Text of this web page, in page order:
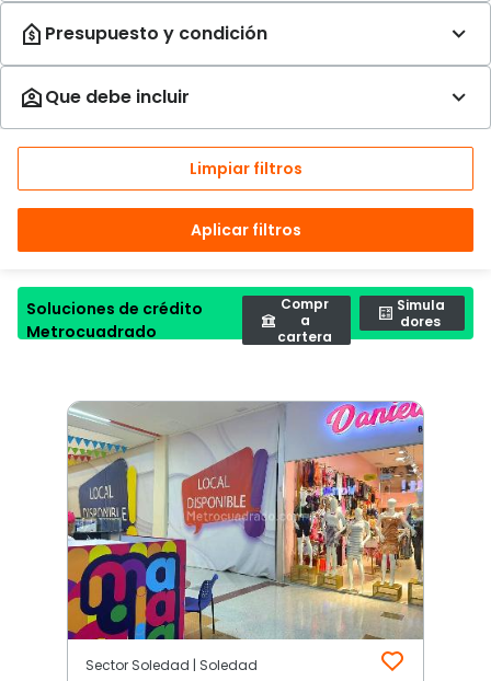
Limpiar filtros
Aplicar filtros
Soluciones de crédito
Metrocuadrado
Compr
a
cartera
Simula
dores
Sector Soledad | Soledad